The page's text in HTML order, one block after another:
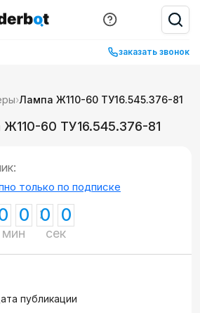
заказать звонок
›Лампа Ж110-60 ТУ16.545.376-81
60 ТУ16.545.376-81
только по подписке
0
мин
0 0
сек
публикации